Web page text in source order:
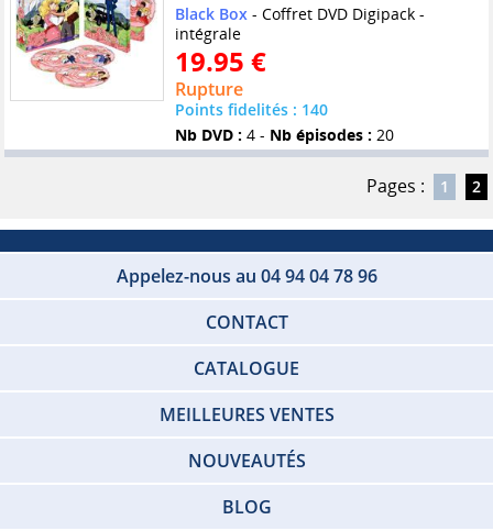
Black Box - Coffret DVD Digipack -
intégrale
19.95 €
Rupture
Points fidelités : 140
Nb DVD : 4 - Nb épisodes : 20
Pages : 1 2
Appelez-nous au 04 94 04 78 96
CONTACT
CATALOGUE
MEILLEURES VENTES
NOUVEAUTÉS
BLOG